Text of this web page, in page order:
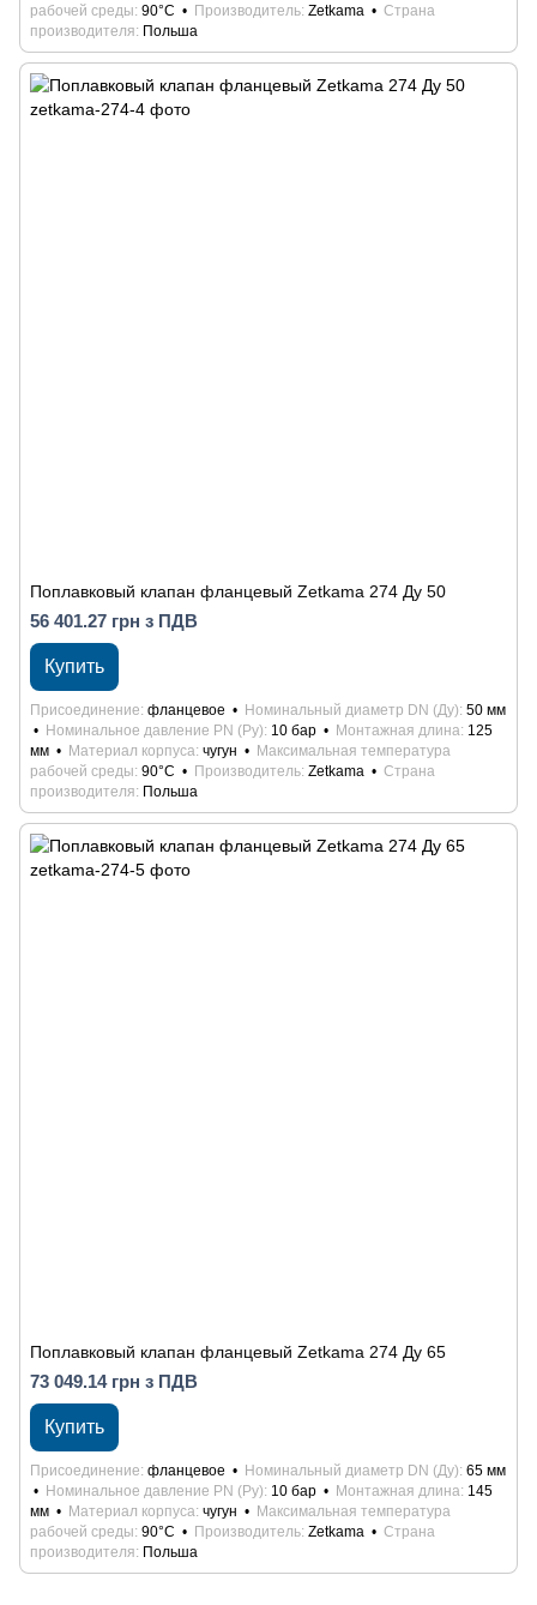
рабочей среды 90°С Производитель Zetkama
Страна
производителя
Польша
Поплавковый клапан фланцевый Zetkama 274 Ду 50
56 401.27 грн з ПДВ
Купить
Присоединение фланцевое Номинальный диаметр DN (Ду) 50 мм
Номинальное давление PN (Ру) 10 бар Монтажная длина 125
мм
Материал корпуса чугун
Максимальная температура
рабочей среды 90°С Производитель Zetkama
Страна
производителя
Польша
Поплавковый клапан фланцевый Zetkama 274 Ду 65
73 049.14 грн з ПДВ
Купить
Присоединение фланцевое Номинальный диаметр DN (Ду) 65 мм
Номинальное давление PN (Ру) 10 бар Монтажная длина 145
мм
Материал корпуса чугун
Максимальная температура
рабочей среды 90°С Производитель Zetkama
Страна
производителя
Польша